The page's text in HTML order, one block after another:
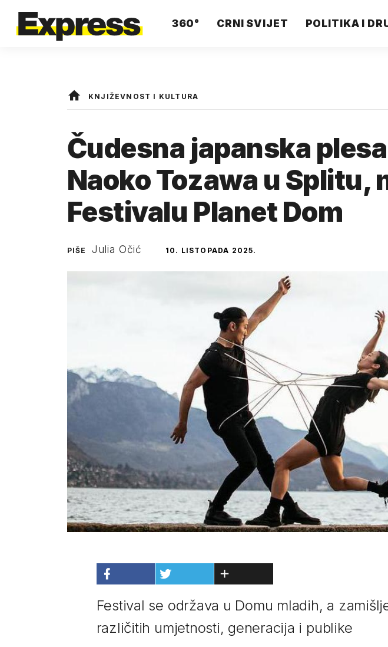
360° CRNI SVIJET POLITIKA I
KNJIŽEVNOST I KULTURA
Čudesna japanska
Naoko Tozawa u Splitu,
Festivalu Planet Dom
PIŠE Julia Očić 10. LISTOPADA 2025.
Festival se održava u Domu mladih, a
različitih umjetnosti, generacija i publike